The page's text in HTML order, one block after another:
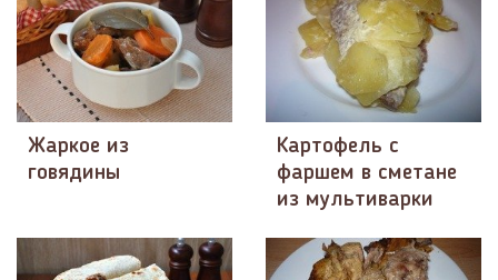
Жаркое из
говядины
Картофель с
фаршем в сметане
из мультиварки